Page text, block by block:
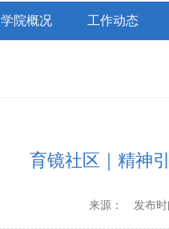
学院概况 工作动态
育镜社区｜精神
来源： 发布